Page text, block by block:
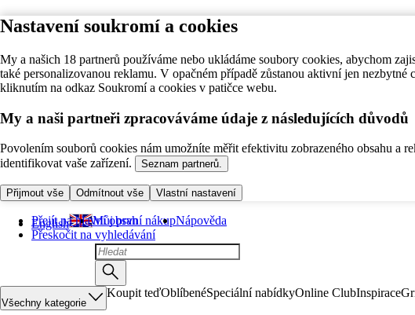
Nastavení soukromí a cookies
My a našich 18 partnerů používáme nebo ukládáme soubory cookies, abychom
také personalizovanou reklamu. V opačném případě zůstanou aktivní jen
kliknutím na odkaz Soukromí a cookies v patičce webu.
My a naši partneři zpracováváme údaje z následujících důvodů
Povolením souborů cookies nám umožníte měřit efektivitu zobrazeného obsahu a
identifikovat vaše zařízení.
Seznam partnerů.
Přijmout vše Odmítnout vše Vlastní nastavení
Přejít na hlavní obsah
Přeskočit na vyhledávání
English Můj první nákupNápověda
Všechny kategorie
Koupit teďOblíbenéSpeciální nabídkyOnline ClubInspirace